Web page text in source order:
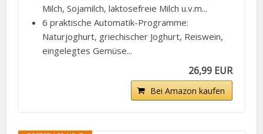
Milch, Sojamilch, laktosefreie Milch u.v.m...
6 praktische Automatik-Programme:
Naturjoghurt, griechischer Joghurt, Reiswein,
eingelegtes Gemüse...
26,99 EUR
Bei Amazon kaufen